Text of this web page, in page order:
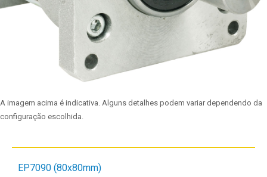
A imagem acima é indicativa. Alguns detalhes podem variar dependendo da
configuração escolhida.
EP7090 (80x80mm)